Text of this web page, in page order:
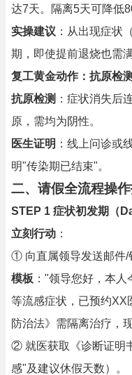
达7天。隔离5天可降低
实操建议 ：从出现症状
期，即使提前退烧也需满
复工黄金动作：抗原检
抗原检测 ：症状消失后
原，需均为阴性。
医生证明 ：线上问诊或
明"传染期已结束"。
二、请假全流程操
STEP 1 症状初发期（
立刻行动 ：
① 向直属领导发送邮件/
模板 ："领导您好，本
等流感症状，已预约XX
防治法》需隔离治疗，
② 就医获取《诊断证明
感"及建议休假天数）。